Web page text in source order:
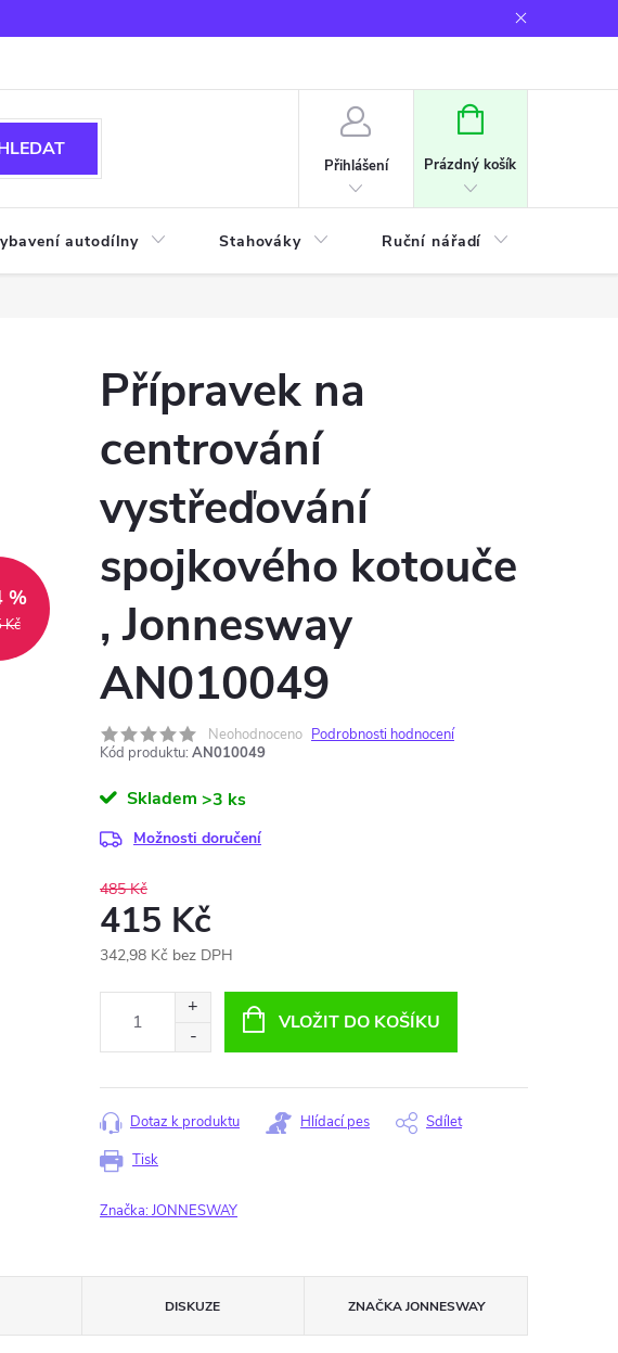
Přihlášení
NÁKUPNÍ
Prázdný košík
autodílny Stahováky Ruční nářadí
Kč
%
Přípravek na
centrování
vystřeďování
spojkového kotouče
, Jonnesway
AN010049
Neohodnoceno Podrobnosti hodnocení
Kód produktu: AN010049
Skladem >3 ks
Možnosti doručení
485 Kč
415 Kč
342,98 Kč bez DPH
VLOŽIT DO KOŠÍKU
Tisk
Dotaz k produktu Hlídací pes Sdílet
Značka:JONNESWAY
DISKUZE ZNAČKAJONNESWAY